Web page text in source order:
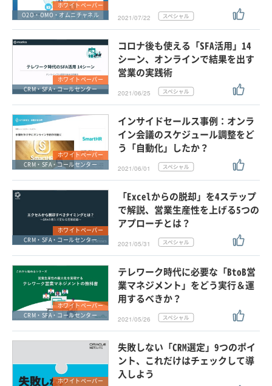
ホワイトペーパー
O2O・OMO・オムニチャネル
2021/07/22
ホワイトペーパー
CRM・SFA・コールセンター
コロナ後も使える「SFA活用」14
シーン、オンラインで結果を出す
営業の実践術
2021/06/25
ホワイトペーパー
CRM・SFA・コールセンター
インサイドセールス事例：オンラ
イン会議のスケジュール調整をど
う「自動化」したか？
2021/06/01
ホワイトペーパー
CRM・SFA・コールセンター
「Excelからの脱却」を4ステップ
で解説、営業生産性を上げる5つの
アプローチとは？
2021/05/31
ホワイトペーパー
CRM・SFA・コールセンター
テレワーク時代に必要な「BtoB営
業マネジメント」をどう実行＆運
用するべきか？
2021/05/26
ホワイトペーパー
失敗しない「CRM選定」9つのポイ
ント、これだけはチェックして導
入しよう